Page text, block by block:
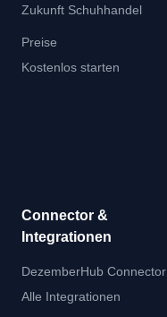
Zukunft Schuhhandel
Preise
Kostenlos starten
Connector &
Integrationen
DezemberHub Connector
Alle Integrationen